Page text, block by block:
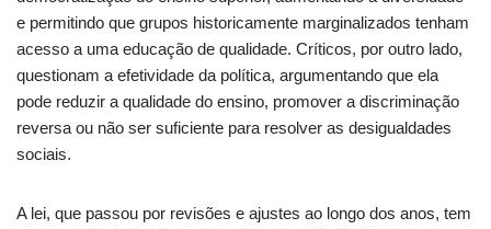
e permitindo que grupos historicamente marginalizados tenham
acesso a uma educação de qualidade. Críticos, por outro lado,
questionam a efetividade da política, argumentando que ela
pode reduzir a qualidade do ensino, promover a discriminação
reversa ou não ser suficiente para resolver as desigualdades
sociais.
A lei, que passou por revisões e ajustes ao longo dos anos, tem